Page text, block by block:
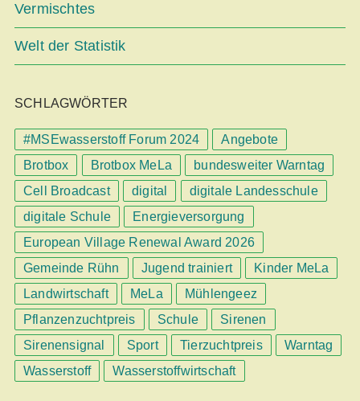
Vermischtes
Welt der Statistik
SCHLAGWÖRTER
#MSEwasserstoff Forum 2024
Angebote
Brotbox
Brotbox MeLa
bundesweiter Warntag
Cell Broadcast
digital
digitale Landesschule
digitale Schule
Energieversorgung
European Village Renewal Award 2026
Gemeinde Rühn
Jugend trainiert
Kinder MeLa
Landwirtschaft
MeLa
Mühlengeez
Pflanzenzuchtpreis
Schule
Sirenen
Sirenensignal
Sport Tierzuchtpreis
Warntag
Wasserstoff
Wasserstoffwirtschaft